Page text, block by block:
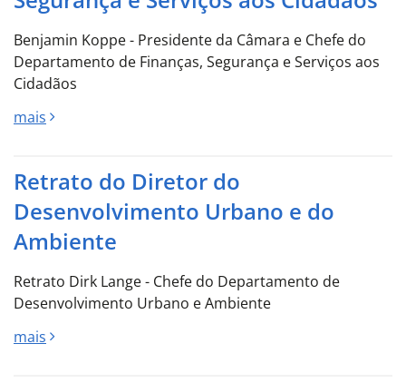
Benjamin Koppe - Presidente da Câmara e Chefe do
Departamento de Finanças, Segurança e Serviços aos
Cidadãos
mais
Retrato do Diretor do
Desenvolvimento Urbano e do
Ambiente
Retrato Dirk Lange - Chefe do Departamento de
Desenvolvimento Urbano e Ambiente
mais